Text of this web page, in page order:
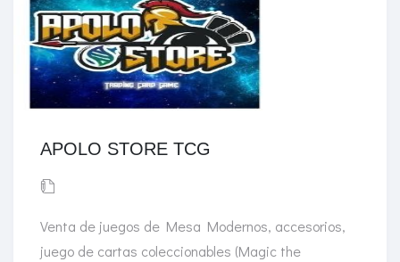
APOLO STORE TCG
Venta de juegos de Mesa Modernos, accesorios,
juego de cartas coleccionables (Magic the